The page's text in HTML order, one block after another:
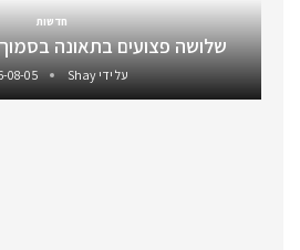
חדשות
שלושה פצועים בתאונה בסמוך
על ידיShay
08-05